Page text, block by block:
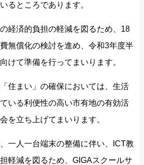
るところであります。
経済的負担の軽減を図るため、18
無償化の検討を進め、令和3年度半
けて準備を行ってまいります。
住まい」の確保においては、生活
いる利便性の高い市有地の有効活
を立ち上げてまいります。
一人一台端末の整備に伴い、ICT教
軽減を図るため、GIGAスクールサ